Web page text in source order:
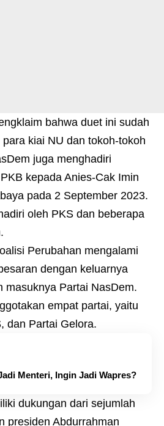
bahwa duet ini sudah
kiai NU dan tokoh-tokoh
juga menghadiri
kepada Anies-Cak Imin
pada 2 September 2023.
oleh PKS dan beberapa
Perubahan mengalami
dengan keluarnya
masuknya Partai NasDem.
empat partai, yaitu
dan Partai Gelora.
Menteri, Ingin Jadi Wapres?
dukungan dari sejumlah
presiden Abdurrahman